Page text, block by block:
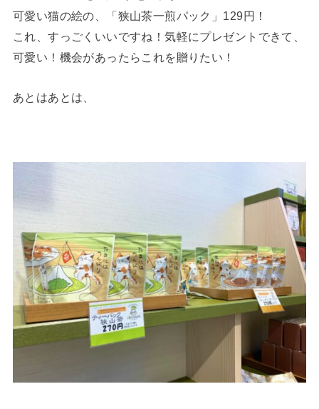
可愛い猫の絵の、「狭山茶一煎パック」129円！
これ、すっごくいいですね！気軽にプレゼントできて、
可愛い！機会があったらこれを贈りたい！
あとはあとは、